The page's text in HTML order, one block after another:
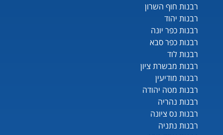
רבנות חוף השרון
רבנות יהוד
רבנות כפר יונה
רבנות כפר סבא
רבנות לוד
רבנות מבשרת ציון
רבנות מודיעין
רבנות מטה יהודה
רבנות נהריה
רבנות נס ציונה
רבנות נתניה